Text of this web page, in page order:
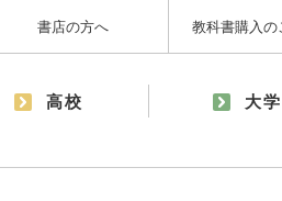
書店の方へ 教科書購入の
高校 大学